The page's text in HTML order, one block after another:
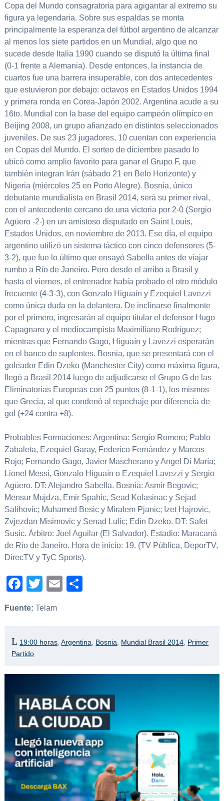
Copa del Mundo consagratoria para agigantar al extremo su
figura ya legendaria. Sobre sus espaldas se monta
principalmente la esperanza del fútbol argentino de alcanzar
al menos los siete partidos en un Mundial, algo que no
sucede desde Italia 1990 cuando se disputó la última final
(0-1 frente a Alemania). Desde entonces, la instancia de
cuartos fue una barrera insuperable, con dos antecedentes
que estuvieron por debajo: octavos en Estados Unidos 1994
y primera ronda en Corea-Japón 2002. Argentina acude a su
16to. Mundial con la base del equipo campeón olímpico en
Beijing 2008, un grupo afianzado en distintos seleccionados
juveniles. De sus 23 jugadores, 10 cuentan con experiencia
en Copas del Mundo. El sorteo de diciembre pasado lo
ubicó como amplio favorito para ganar el Grupo F, que
también integran Irán (sábado 21 en Belo Horizonte) y
Nigeria (miércoles 25 en Porto Alegre). Bosnia, único
debutante mundialista en Brasil 2014, será su primer rival,
con el antecedente cercano de una victoria por 2-0 (Sergio
Agüero -2-) en un amistoso disputado en Saint Louis,
Estados Unidos, en noviembre de 2013. Ese día, el equipo
argentino utilizó un sistema táctico con cinco defensores (5-
3-2), que fue lo último que ensayó Sabella antes de viajar
rumbo a Río de Janeiro. Pero desde el arribo a Brasil y
hasta el viernes, el entrenador había probado el otro módulo
frecuente (4-3-3), con Gonzalo Higuaín y Ezequiel Lavezzi
como única duda en la delantera. De inclinarse finalmente
por el primero, ingresarán al equipo titular el defensor Hugo
Capagnaro y el mediocampista Maximiliano Rodríguez;
mientras que Fernando Gago, Higuaín y Lavezzi esperarán
en el banco de suplentes. Bosnia, que se presentará con el
goleador Edin Dzeko (Manchester City) como máxima figura,
llegó a Brasil 2014 luego de adjudicarse el Grupo G de las
Eliminatorias Europeas con 25 puntos (8-1-1), los mismos
que Grecia, al que condenó al repechaje por diferencia de
gol (+24 contra +8).
Probables Formaciones: Argentina: Sergio Romero; Pablo
Zabaleta, Ezequiel Garay, Federico Fernández y Marcos
Rojo; Fernando Gago, Javier Mascherano y Angel Di María;
Lionel Messi, Gonzalo Higuaín o Ezequiel Lavezzi y Sergio
Agüero. DT: Alejandro Sabella. Bosnia: Asmir Begovic;
Mensur Mujdza, Emir Spahic, Sead Kolasinac y Sejad
Salihovic; Muhamed Besic y Miralem Pjanic; Izet Hajrovic,
Zvjezdan Misimovic y Senad Lulic; Edin Dzeko. DT: Safet
Susic. Árbitro: Joel Aguilar (El Salvador). Estadio: Maracaná
de Río de Janeiro. Hora de inicio: 19. (TV Pública, DeporTV,
DirecTV y TyC Sports).
Facebook
TwitterEmail
Fuente: Telam
19:00 horas ,Argentina Bosnia Mundial Brasil 2014 Primer
Partido